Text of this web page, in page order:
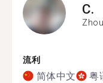
C.
流利
简体中文 粤